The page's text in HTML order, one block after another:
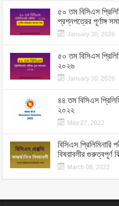
৫০ তম বিসিএস
প্রশ্নপত্রের পূর্ণাঙ্গ
January 30, 2026
৫০ তম বিসিএস
২০২৬
January 30, 2026
৪৪ তম বিসিএস
২০২২
May 27, 2022
বিসিএস প্রিলিমিনারি
বিষয়াবলীর গুরুত্বপূর্ণ
March 06, 2022